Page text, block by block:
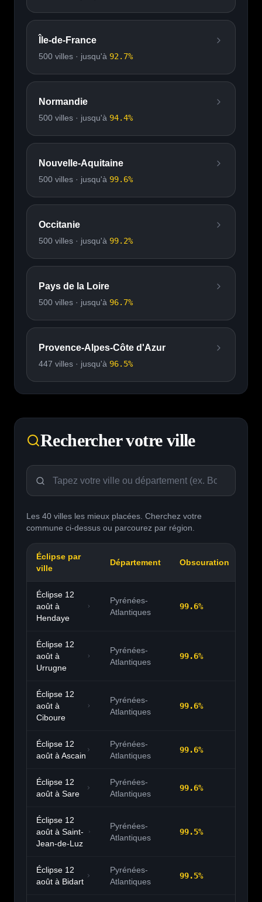
Île-de-France
500 villes · jusqu'à 92.7%
Normandie
500 villes · jusqu'à 94.4%
Nouvelle-Aquitaine
500 villes · jusqu'à 99.6%
Occitanie
500 villes · jusqu'à 99.2%
Pays de la Loire
500 villes · jusqu'à 96.7%
Provence-Alpes-Côte d'Azur
447 villes · jusqu'à 96.5%
Rechercher votre ville
Les 40 villes les mieux placées. Cherchez votre
commune ci-dessus ou parcourez par région.
Éclipse par
ville
Département Obscuration
Éclipse 12
août à
Hendaye
Pyrénées-
Atlantiques
99.6%
Éclipse 12
août à
Urrugne
Pyrénées-
Atlantiques
99.6%
Éclipse 12
août à
Ciboure
Pyrénées-
Atlantiques
99.6%
Éclipse 12
août à Ascain
Pyrénées-
Atlantiques
99.6%
Éclipse 12
août à Sare
Pyrénées-
Atlantiques
99.6%
Éclipse 12
août à Saint-
Jean-de-Luz
Pyrénées-
Atlantiques
99.5%
Éclipse 12
août à Bidart
Pyrénées-
Atlantiques
99.5%